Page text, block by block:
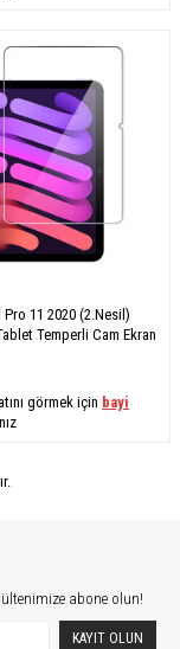
11 2020 (2.Nesil)
Temperli Cam Ekran
görmek için bayi
abone olun!
KAYIT OLUN